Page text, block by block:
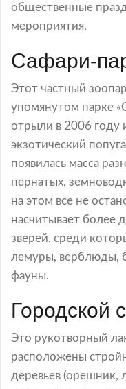
общественные
мероприятия.
Сафари-
Этот частный
упомянутом парке
отрыли в 2006 году
экзотический
появилась масса
пернатых,
на этом все не
насчитывает более
зверей, среди
лемуры, верблюды,
фауны.
Городской
Это рукотворный
расположены
деревьев (орешник,